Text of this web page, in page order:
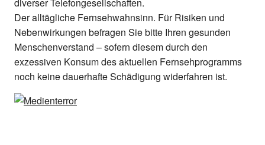
diverser Telefongesellschaften.
Der alltägliche Fernsehwahnsinn. Für Risiken und
Nebenwirkungen befragen Sie bitte Ihren gesunden
Menschenverstand – sofern diesem durch den
exzessiven Konsum des aktuellen Fernsehprogramms
noch keine dauerhafte Schädigung widerfahren ist.